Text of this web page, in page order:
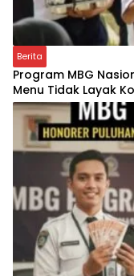
Berita
Program MBG
Menu Tidak Layak
Depan?